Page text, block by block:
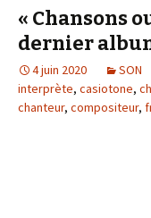
« Chansons
dernier
4 juin 2020 SON
interprète, casiotone,
chanteur, compositeur,